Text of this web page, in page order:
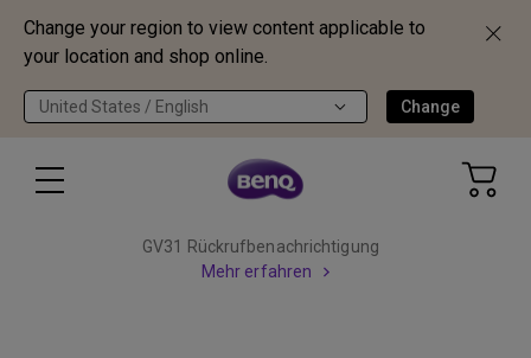
Change your region to view content applicable to
your location and shop online.
United States / English Change
GV31 Rückrufbenachrichtigung
Mehr erfahren